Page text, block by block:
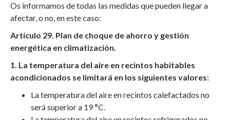
Os informamos de todas las medidas que pueden llegar a
afectar, o no, en este caso:
Artículo 29. Plan de choque de ahorro y gestión
energética en climatización.
1. La temperatura del aire en recintos habitables
acondicionados se limitará en los siguientes valores:
La temperatura del aire en recintos calefactados no
será superior a 19ºC.